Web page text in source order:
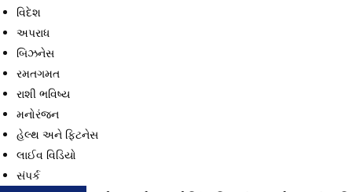
વિદેશ
અપરાધ
બિઝનેસ
રમતગમત
રાશી ભવિષ્ય
મનોરંજન
હેલ્થ અને ફિટનેસ
લાઈવ વિડિયો
સંપર્ક